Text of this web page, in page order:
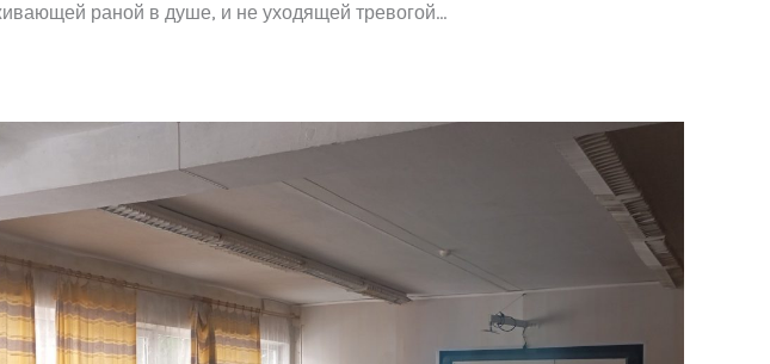
раной в душе, и не уходящей тревогой…